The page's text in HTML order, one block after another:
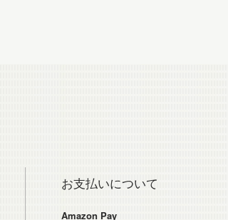
お支払いについて
Amazon Pay